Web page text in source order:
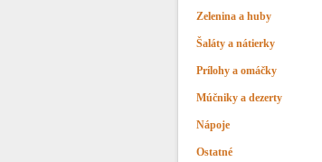
Zelenina a huby
Šaláty a nátierky
Prílohy a omáčky
Múčniky a dezerty
Nápoje
Ostatné